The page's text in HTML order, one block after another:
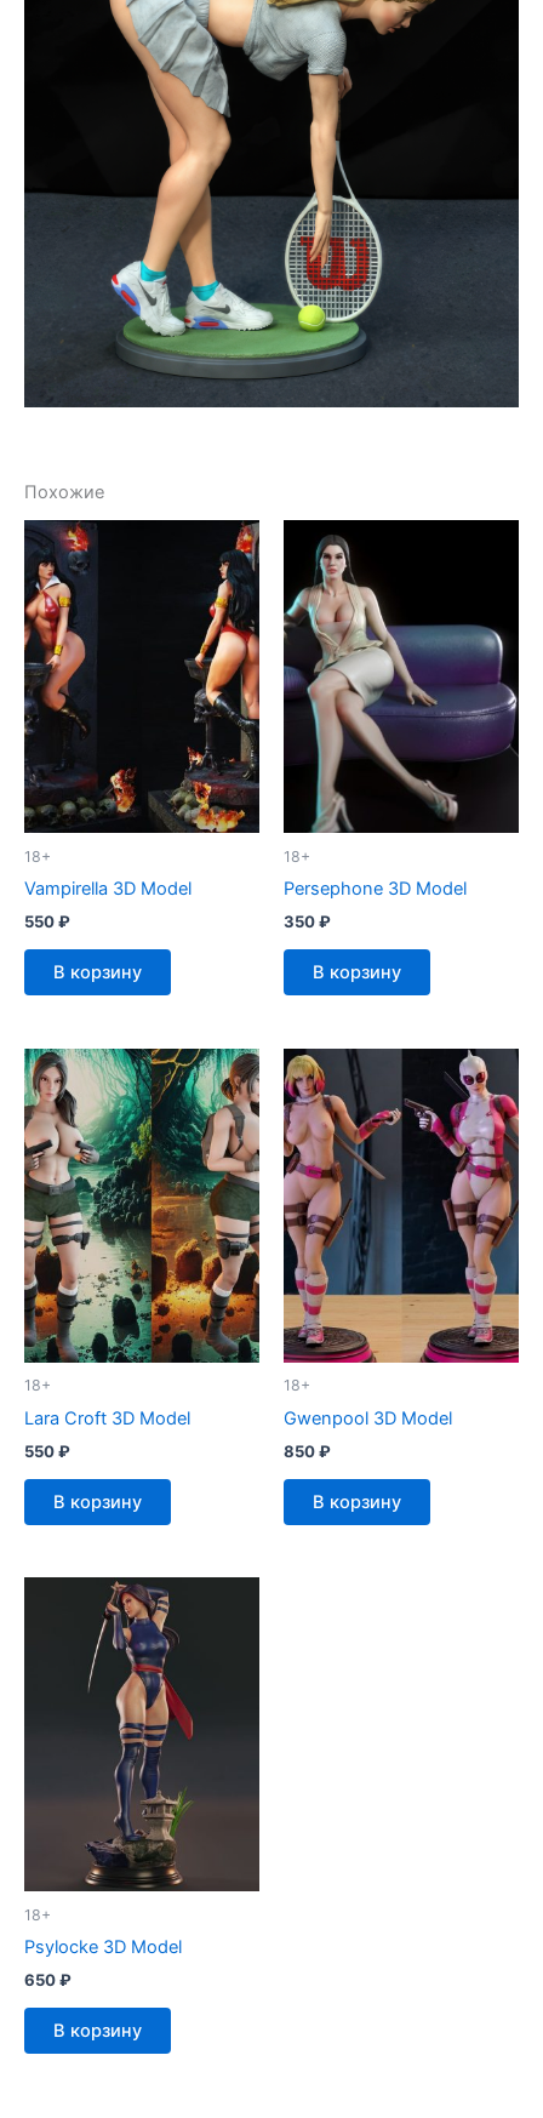
Похожие
18+
Vampirella 3D Model
550₽
В корзину
18+
Persephone 3D Model
350₽
В корзину
18+
Lara Croft 3D Model
550₽
В корзину
18+
Gwenpool 3D Model
850₽
В корзину
18+
Psylocke 3D Model
650₽
В корзину